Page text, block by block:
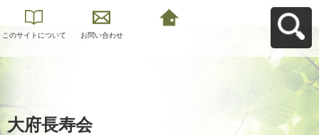
このサイトについて お問い合わせ
大府長寿会